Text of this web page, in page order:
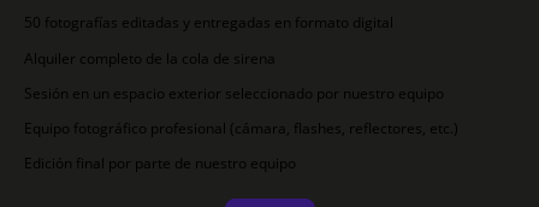
50 fotografías editadas y entregadas en formato digital
Alquiler completo de la cola de sirena
Sesión en un espacio exterior seleccionado por nuestro equipo
Equipo fotográfico profesional (cámara, flashes, reflectores, etc.)
Edición final por parte de nuestro equipo